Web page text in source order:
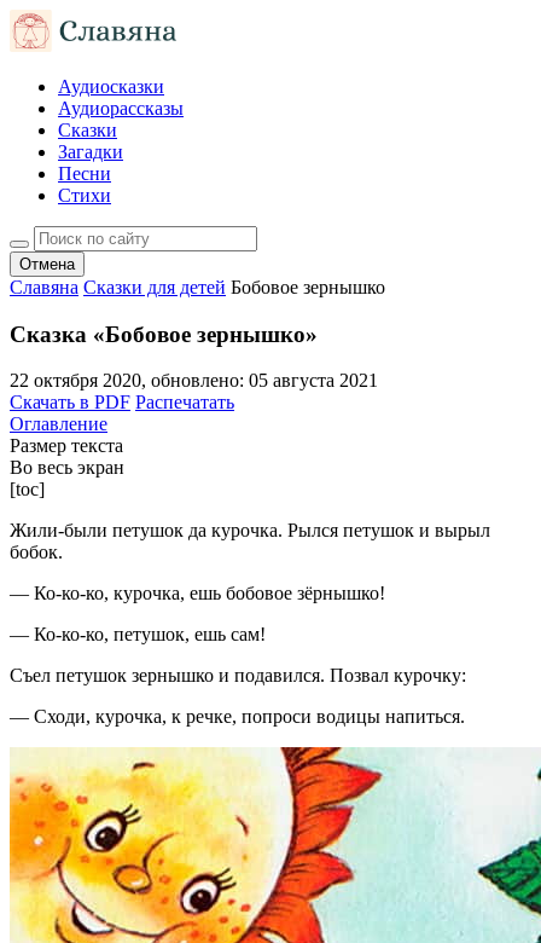
Аудиосказки
Аудиорассказы
Сказки
Загадки
Песни
Стихи
Отмена
Славяна Сказки для детей Бобовое зернышко
Сказка «Бобовое зернышко»
22 октября 2020, обновлено: 05 августа 2021
Скачать в PDF Распечатать
Оглавление
Размер текста
Во весь экран
[toc]
Жили-были петушок да курочка. Рылся петушок и вырыл
бобок.
— Ко-ко-ко, курочка, ешь бобовое зёрнышко!
— Ко-ко-ко, петушок, ешь сам!
Съел петушок зернышко и подавился. Позвал курочку:
— Сходи, курочка, к речке, попроси водицы напиться.